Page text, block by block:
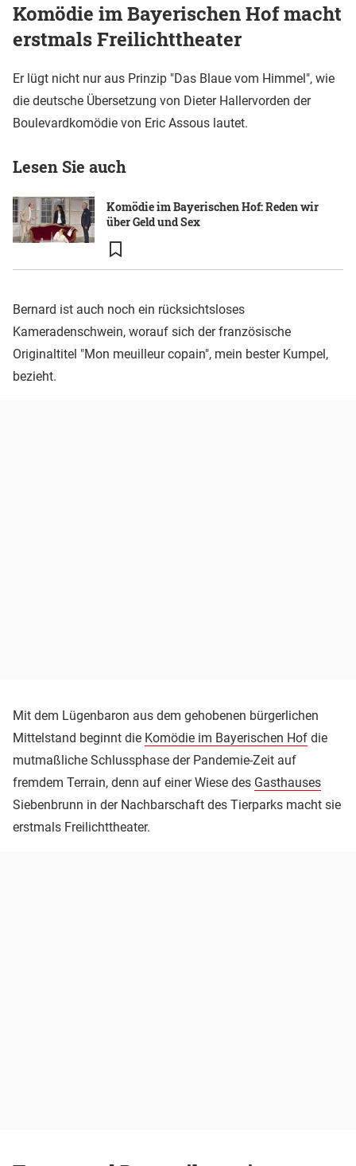
Komödie im Bayerischen Hof macht
erstmals Freilichttheater
Er lügt nicht nur aus Prinzip "Das Blaue vom Himmel", wie
die deutsche Übersetzung von Dieter Hallervorden der
Boulevardkomödie von Eric Assous lautet.
Lesen Sie auch
Komödie im Bayerischen Hof: Reden wir
über Geld und Sex
Bernard ist auch noch ein rücksichtsloses
Kameradenschwein, worauf sich der französische
Originaltitel "Mon meuilleur copain", mein bester Kumpel,
bezieht.
Mit dem Lügenbaron aus dem gehobenen bürgerlichen
Mittelstand beginnt die Komödie im Bayerischen Hof die
mutmaßliche Schlussphase der Pandemie-Zeit auf
fremdem Terrain, denn auf einer Wiese des Gasthauses
Siebenbrunn in der Nachbarschaft des Tierparks macht sie
erstmals Freilichttheater.